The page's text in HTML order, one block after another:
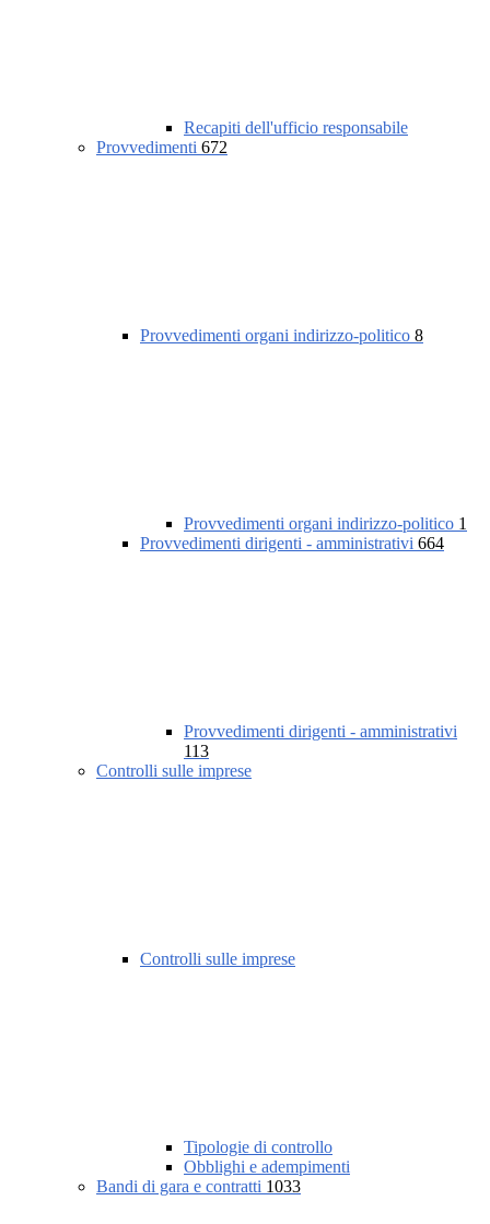
Recapiti dell'ufficio responsabile
Provvedimenti 672
Provvedimenti organi indirizzo-politico 8
Provvedimenti organi indirizzo-politico 1
Provvedimenti dirigenti - amministrativi 664
Provvedimenti dirigenti - amministrativi
113
Controlli sulle imprese
Controlli sulle imprese
Tipologie di controllo
Obblighi e adempimenti
Bandi di gara e contratti 1033